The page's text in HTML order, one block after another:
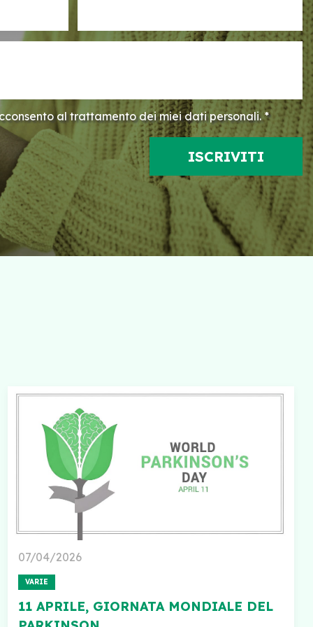
al trattamento dei miei dati personali. *
07/04/2026
VARIE
11 APRILE, GIORNATA MONDIALE DEL